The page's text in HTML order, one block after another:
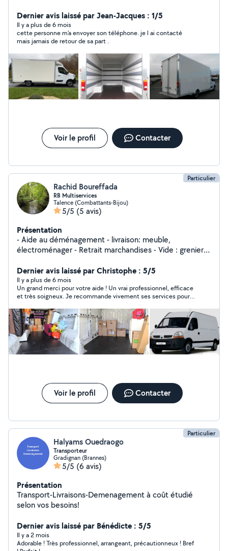
et immédiat, Tarif Claire et juste Sans surprise
.**évacuation encombrants recyclage en déchetterie *
*Un service Nettoyage Avant vos états des lieux pour
Retour de Caution Garantie . Alors à vos cartons prêt
réservez déménagez Zen.
Dernier avis laissé par Jean-Jacques : 1/5
Il y a plus de 6 mois
cette personne m'a envoyer son téléphone. je l ai contacté
mais jamais de retour de sa part .
Voir le profil Contacter
Particulier
Rachid Boureffada
RB Multiservices
Talence (Combattants-Bijou)
5/5 (5 avis)
Présentation
- Aide au déménagement - livraison: meuble,
électroménager - Retrait marchandises - Vide : grenier,
encombrants, jardin... Merci de me contacter pour plus
d'informations
Dernier avis laissé par Christophe : 5/5
Il y a plus de 6 mois
Un grand merci pour votre aide ! Un vrai professionnel, efficace
et très soigneux. Je recommande vivement ses services pour
ponctuel et très sympathique que je n'hésiterai pas à
recontacter.
Voir le profil Contacter
Particulier
Halyams Ouedraogo
Transporteur
Gradignan (Brannes)
5/5 (6 avis)
Présentation
Transport-Livraisons-Demenagement à coût étudié
selon vos besoins!
Dernier avis laissé par Bénédicte : 5/5
Il y a 2 mois
Adorable ! Très professionnel, arrangeant, précautionneux ! Bref